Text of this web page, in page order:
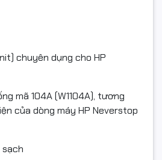
chuyên dụng cho HP
mã 104A (W1104A), tương
của dòng máy HP Neverstop
sạch
(nếu có).
sản phẩm còn giá trị sử dụng và
#EkoInk #HPNeverstop